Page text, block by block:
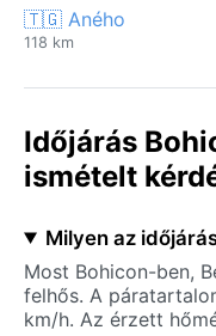
🇹🇬 Aného
118 km
Időjárás
ismételt
Milyen az
Most Bohicon-ben,
felhős. A
km/h. Az érzett